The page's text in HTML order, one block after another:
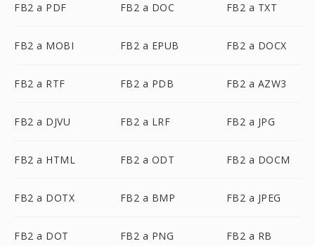
FB2 a PDF FB2 a DOC FB2 a TXT
FB2 a MOBI FB2 a EPUB FB2 a DOCX
FB2 a RTF FB2 a PDB FB2 a AZW3
FB2 a DJVU FB2 a LRF FB2 a JPG
FB2 a HTML FB2 a ODT FB2 a DOCM
FB2 a DOTX FB2 a BMP FB2 a JPEG
FB2 a DOT FB2 a PNG FB2 a RB